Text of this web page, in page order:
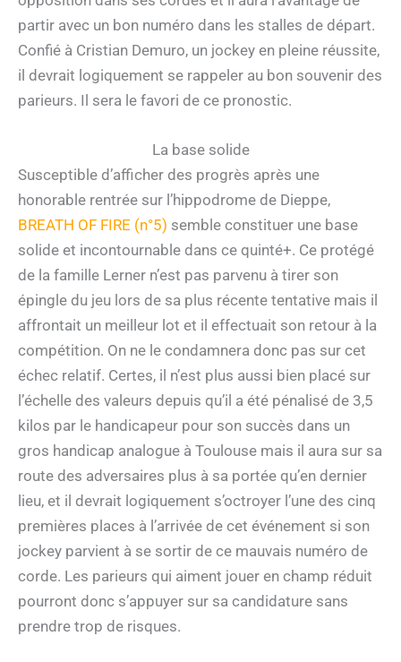
partir avec un bon numéro dans les stalles de départ.
Confié à Cristian Demuro, un jockey en pleine réussite,
il devrait logiquement se rappeler au bon souvenir des
parieurs. Il sera le favori de ce pronostic.
La base solide
Susceptible d’afficher des progrès après une
honorable rentrée sur l’hippodrome de Dieppe,
BREATH OF FIRE (n°5) semble constituer une base
solide et incontournable dans ce quinté+. Ce protégé
de la famille Lerner n’est pas parvenu à tirer son
épingle du jeu lors de sa plus récente tentative mais il
affrontait un meilleur lot et il effectuait son retour à la
compétition. On ne le condamnera donc pas sur cet
échec relatif. Certes, il n’est plus aussi bien placé sur
l’échelle des valeurs depuis qu’il a été pénalisé de 3,5
kilos par le handicapeur pour son succès dans un
gros handicap analogue à Toulouse mais il aura sur sa
route des adversaires plus à sa portée qu’en dernier
lieu, et il devrait logiquement s’octroyer l’une des cinq
premières places à l’arrivée de cet événement si son
jockey parvient à se sortir de ce mauvais numéro de
corde. Les parieurs qui aiment jouer en champ réduit
pourront donc s’appuyer sur sa candidature sans
prendre trop de risques.